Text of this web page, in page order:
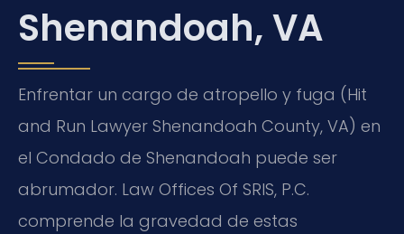
Shenandoah, VA
Enfrentar un cargo de atropello y fuga (Hit
and Run Lawyer Shenandoah County, VA) en
el Condado de Shenandoah puede ser
abrumador. Law Offices Of SRIS, P.C.
comprende la gravedad de estas